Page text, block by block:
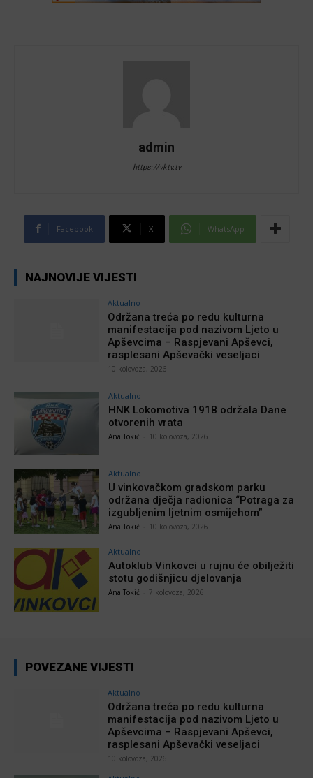
admin
https://vktv.tv
Facebook X WhatsApp
NAJNOVIJE VIJESTI
Aktualno
Održana treća po redu kulturna
manifestacija pod nazivom Ljeto u
Apševcima – Raspjevani Apševci,
rasplesani Apševački veseljaci
10 kolovoza, 2026
Aktualno
HNK Lokomotiva 1918 održala Dane
otvorenih vrata
Ana Tokić 10 kolovoza, 2026
Aktualno
U vinkovačkom gradskom parku
održana dječja radionica “Potraga za
izgubljenim ljetnim osmijehom”
Ana Tokić 10 kolovoza, 2026
Aktualno
Autoklub Vinkovci u rujnu će obilježiti
stotu godišnjicu djelovanja
Ana Tokić 7 kolovoza, 2026
POVEZANE VIJESTI
Aktualno
Održana treća po redu kulturna
manifestacija pod nazivom Ljeto u
Apševcima – Raspjevani Apševci,
rasplesani Apševački veseljaci
10 kolovoza, 2026